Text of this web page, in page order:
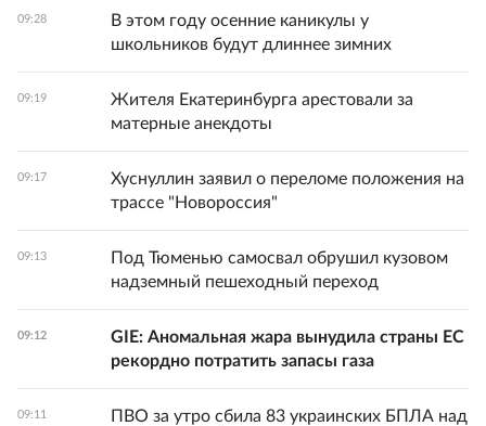
09:28
В этом году осенние каникулы у
школьников будут длиннее зимних
09:19
Жителя Екатеринбурга арестовали за
матерные анекдоты
09:17
Хуснуллин заявил о переломе положения на
трассе "Новороссия"
09:13
Под Тюменью самосвал обрушил кузовом
надземный пешеходный переход
09:12
GIE: Аномальная жара вынудила страны ЕС
рекордно потратить запасы газа
09:11
ПВО за утро сбила 83 украинских БПЛА над